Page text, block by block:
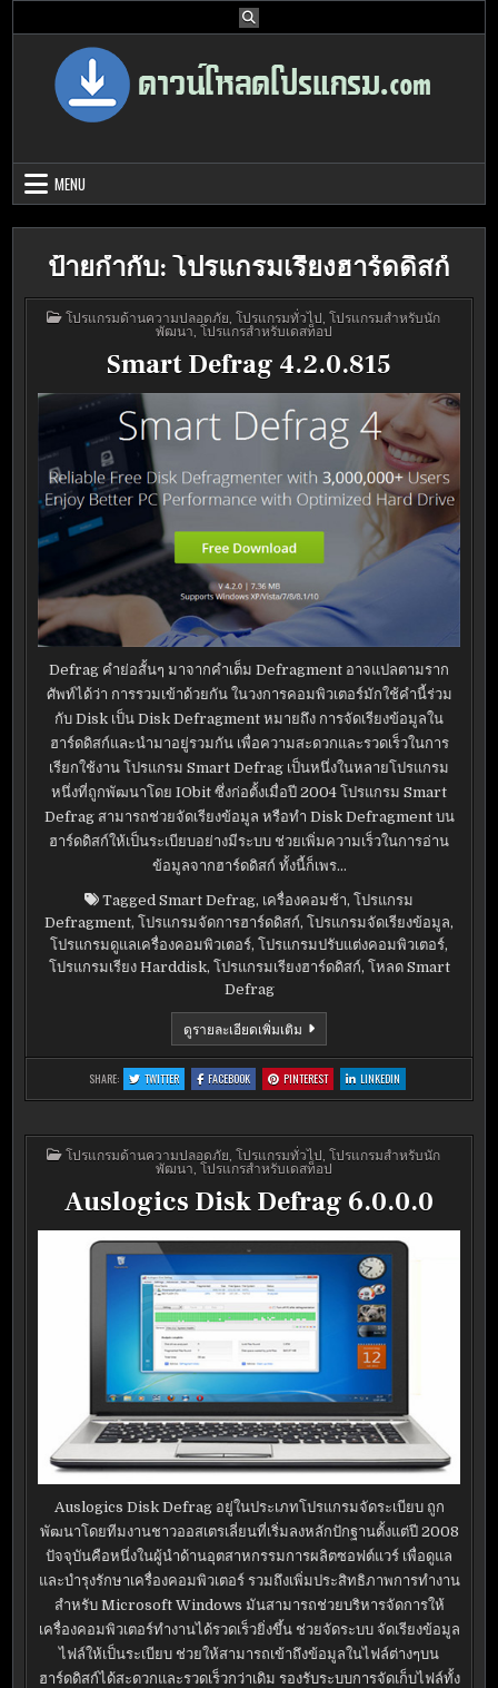
โปรแกรมฟรี
MENU
ป้ายกำกับ:โปรแกรมเรียงฮาร์ดดิสก์
POSTED
IN
โปรแกรมด้านความปลอดภัย โปรแกรมทั่วไป โปรแกรมสำหรับนัก
พัฒนา ,โปรแกรสำหรับเดสท็อป
Smart Defrag 4.2.0.815
Defrag คำย่อสั้นๆ มาจากคำเต็ม Defragment อาจแปลตามราก
ศัพท์ได้ว่า การรวมเข้าด้วยกัน ในวงการคอมพิวเตอร์มักใช้คำนี้ร่วม
กับ Disk เป็น Disk Defragment หมายถึง การจัดเรียงข้อมูลใน
ฮาร์ดดิสก์และนำมาอยู่รวมกัน เพื่อความสะดวกและรวดเร็วในการ
เรียกใช้งาน โปรแกรม Smart Defrag เป็นหนึ่งในหลายโปรแกรม
หนึ่งที่ถูกพัฒนาโดย IObit ซึ่งก่อตั้งเมื่อปี 2004 โปรแกรม Smart
Defrag สามารถช่วยจัดเรียงข้อมูล หรือทำ Disk Defragment บน
ฮาร์ดดิสก์ให้เป็นระเบียบอย่างมีระบบ ช่วยเพิ่มความเร็วในการอ่าน
ข้อมูลจากฮาร์ดดิสก์ ทั้งนี้ก็เพร…
Tagged Smart Defrag, เครื่องคอมช้า, โปรแกรม
Defragment, โปรแกรมจัดการฮาร์ดดิสก์, โปรแกรมจัดเรียงข้อมูล,
โปรแกรมดูแลเครื่องคอมพิวเตอร์, โปรแกรมปรับแต่งคอมพิวเตอร์,
โปรแกรมเรียง Harddisk, โปรแกรมเรียงฮาร์ดดิสก์, โหลด Smart
Defrag
ดูรายละเอียดเพิ่มเติม SMART
DEFRAG
4.2.0.815
SHARE: TWITTER:
SMART
DEFRAG
FACEBOOK:
SMART
DEFRAG
PINTEREST:
SMART
DEFRAG
LINKEDIN:
SMART
DEFRAG
POSTED
IN
โปรแกรมด้านความปลอดภัย โปรแกรมทั่วไป โปรแกรมสำหรับนัก
พัฒนา ,โปรแกรสำหรับเดสท็อป
Auslogics Disk Defrag 6.0.0.0
Auslogics Disk Defrag อยู่ในประเภทโปรแกรมจัดระเบียบ ถูก
พัฒนาโดยทีมงานชาวออสเตรเลี่ยนที่เริ่มลงหลักปักฐานตั้งแต่ปี 2008
ปัจจุบันคือหนึ่งในผู้นำด้านอุตสาหกรรมการผลิตซอฟต์แวร์ เพื่อดูแล
และบำรุงรักษาเครื่องคอมพิวเตอร์ รวมถึงเพิ่มประสิทธิภาพการทำงาน
สำหรับ Microsoft Windows มันสามารถช่วยบริหารจัดการให้
เครื่องคอมพิวเตอร์ทำงานได้รวดเร็วยิ่งขึ้น ช่วยจัดระบบ จัดเรียงข้อมูล
ไฟล์ให้เป็นระเบียบ ช่วยให้สามารถเข้าถึงข้อมูลในไฟล์ต่างๆบน
ฮาร์ดดิสก์ได้สะดวกและรวดเร็วกว่าเดิม รองรับระบบการจัดเก็บไฟล์ทั้ง